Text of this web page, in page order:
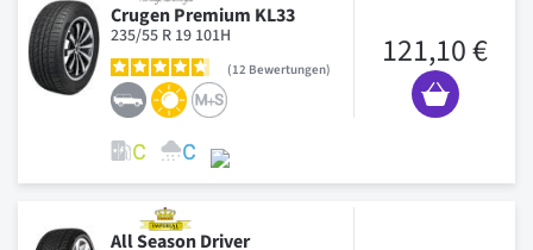
Crugen Premium KL33
235/55 R 19 101H
12 Bewertungen 121,10 €
All Season Driver